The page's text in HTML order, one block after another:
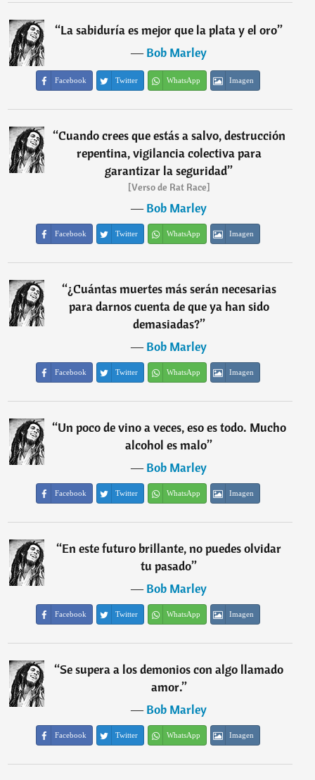
“La sabiduría es mejor que la plata y el oro”
―Bob Marley
Facebook Twitter WhatsApp Imagen
“Cuando crees que estás a salvo, destrucción
repentina, vigilancia colectiva para
garantizar la seguridad”
[Verso de Rat Race]
―Bob Marley
Facebook Twitter WhatsApp Imagen
“¿Cuántas muertes más serán necesarias
para darnos cuenta de que ya han sido
demasiadas?”
―Bob Marley
Facebook Twitter WhatsApp Imagen
“Un poco de vino a veces, eso es todo. Mucho
alcohol es malo”
―Bob Marley
Facebook Twitter WhatsApp Imagen
“En este futuro brillante, no puedes olvidar
tu pasado”
―Bob Marley
Facebook Twitter WhatsApp Imagen
“Se supera a los demonios con algo llamado
amor.”
―Bob Marley
Facebook Twitter WhatsApp Imagen